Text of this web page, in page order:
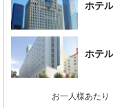
ホテ
ホテ
お一人様あたり